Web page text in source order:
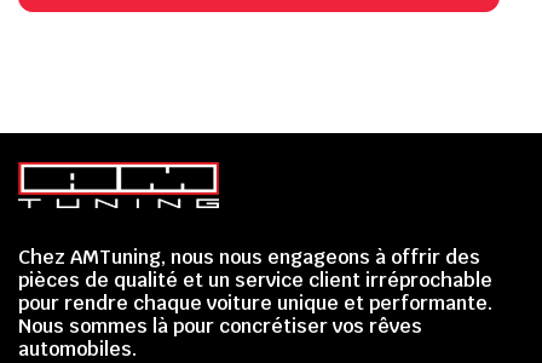
Chez AMTuning, nous nous engageons à offrir des
pièces de qualité et un service client irréprochable
pour rendre chaque voiture unique et performante.
Nous sommes là pour concrétiser vos rêves
automobiles.